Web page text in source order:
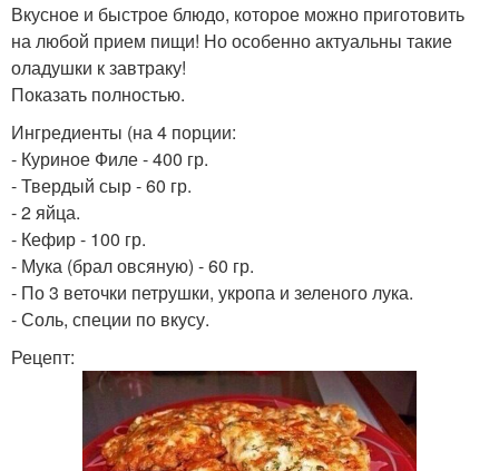
Вкусное и быстрое блюдо, которое можно приготовить
на любой прием пищи! Но особенно актуальны такие
оладушки к завтраку!
Показать полностью.
Ингредиенты (на 4 порции:
- Куриное Филе - 400 гр.
- Твердый сыр - 60 гр.
- 2 яйца.
- Кефир - 100 гр.
- Мука (брал овсяную) - 60 гр.
- По 3 веточки петрушки, укропа и зеленого лука.
- Соль, специи по вкусу.
Рецепт: